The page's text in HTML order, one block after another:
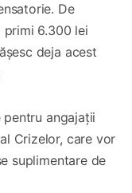
De
primi 6.300 lei
deja acest
angajații
Crizelor, care vor
suplimentare de